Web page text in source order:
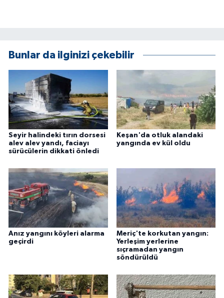
Bunlar da ilginizi çekebilir
Seyir halindeki tırın dorsesi
alev alev yandı, faciayı
sürücülerin dikkati önledi
Keşan'da otluk alandaki
yangında ev kül oldu
Anız yangını köyleri alarma
geçirdi
Meriç'te korkutan yangın:
Yerleşim yerlerine
sıçramadan yangın
söndürüldü
Turizm
ÜLKE GÜNDEMİ
YAŞAM
YEREL